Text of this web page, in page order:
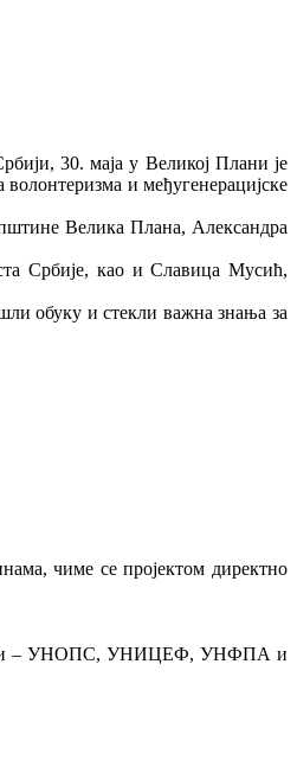
30. маја у Великој Плани је
и међугенерацијске
Велика Плана, Александра
Србије, као и Славица Мусић,
обуку и стекли важна знања за
чиме се пројектом директно
– УНОПС, УНИЦЕФ, УНФПА и